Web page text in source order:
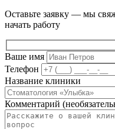
Оставьте заявку — мы
начать работу
Ваше имя
Телефон
Название клиники
Комментарий